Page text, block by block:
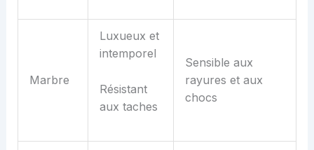
Marbre
Luxueux et
intemporel
Résistant
aux taches
Sensible aux
rayures et aux
chocs